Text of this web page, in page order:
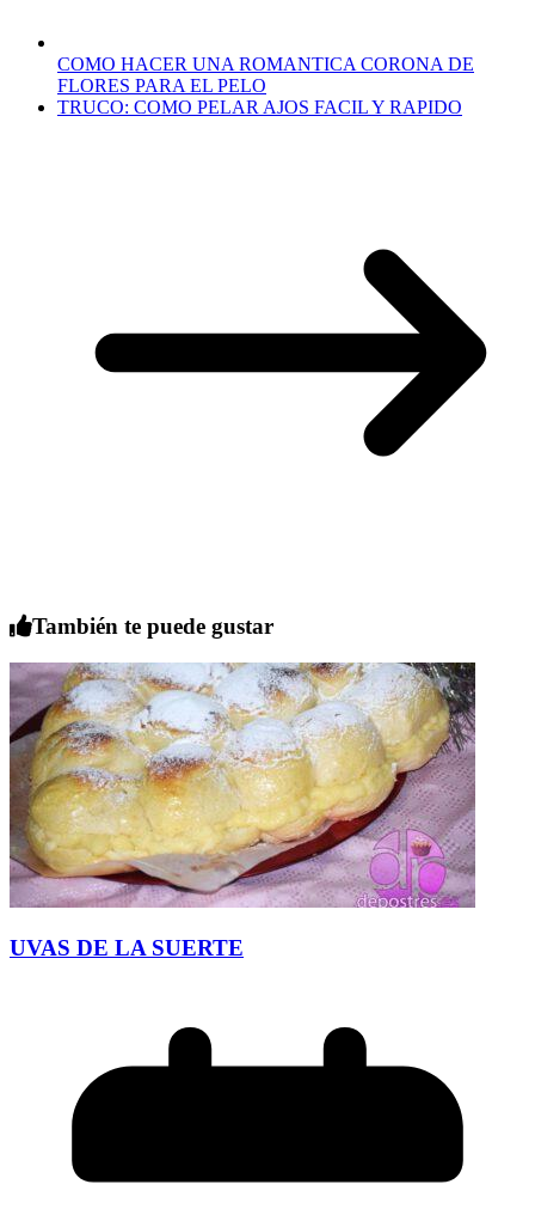
COMO HACER UNA ROMANTICA CORONA DE
FLORES PARA EL PELO
TRUCO: COMO PELAR AJOS FACIL Y RAPIDO
También te puede gustar
UVAS DE LA SUERTE